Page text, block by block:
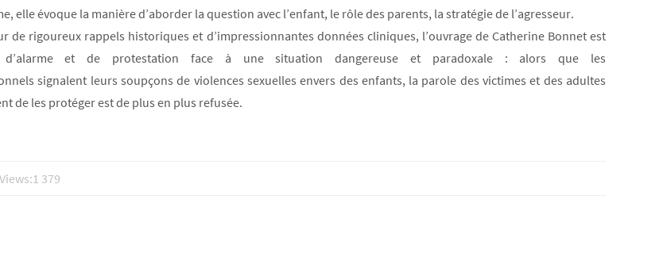
elle évoque la manière d’aborder la question avec l’enfant, le rôle des parents, la stratégie de l’agresseur.
de rigoureux rappels historiques et d’impressionnantes données cliniques, l’ouvrage de Catherine Bonnet est
et de protestation face à une situation dangereuse et paradoxale : alors que les
signalent leurs soupçons de violences sexuelles envers des enfants, la parole des victimes et des adultes
de les protéger est de plus en plus refusée.
1 379